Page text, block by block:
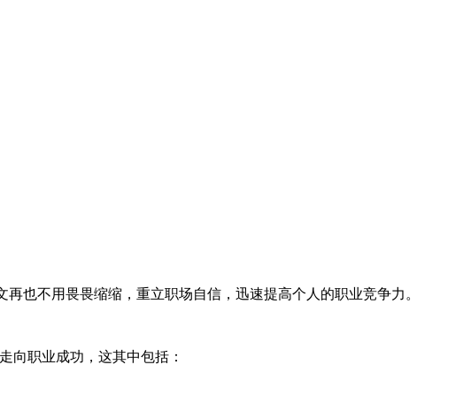
也不用畏畏缩缩，重立职场自信，迅速提高个人的职业竞争力。
向职业成功，这其中包括：